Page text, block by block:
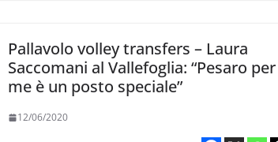
Pallavolo volley transfers – Laura
Saccomani al Vallefoglia: “Pesaro per
me è un posto speciale”
12/06/2020